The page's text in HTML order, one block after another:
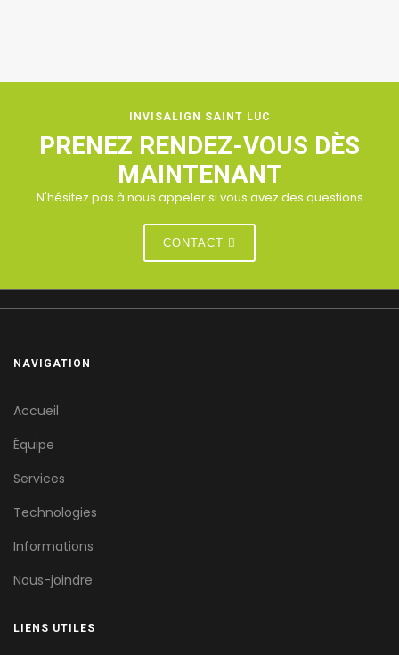
INVISALIGN SAINT LUC
PRENEZ RENDEZ-VOUS DÈS
MAINTENANT
N'hésitez pas à nous appeler si vous avez des questions
CONTACT
NAVIGATION
Accueil
Équipe
Services
Technologies
Informations
Nous-joindre
LIENS UTILES